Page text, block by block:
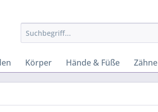
Körper Hände & Füße Zähne